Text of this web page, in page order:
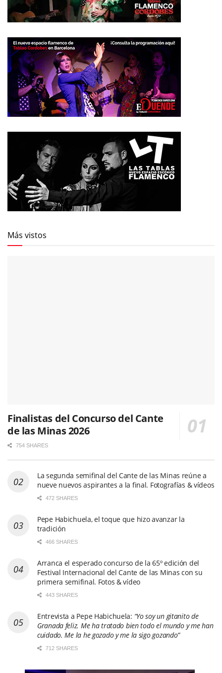
Más vistos
Finalistas del Concurso del Cante
de las Minas 2026
754 SHARES
La segunda semifinal del Cante de las Minas reúne a
nueve nuevos aspirantes a la final. Fotografías & vídeos
472 SHARES
Pepe Habichuela, el toque que hizo avanzar la
tradición
466 SHARES
Arranca el esperado concurso de la 65º edición del
Festival Internacional del Cante de las Minas con su
primera semifinal. Fotos & vídeo
443 SHARES
Entrevista a Pepe Habichuela: “Yo soy un gitanito de
Granada feliz. Me ha tratado bien todo el mundo y me han
cuidado. Me la he gozado y me la sigo gozando”
712 SHARES